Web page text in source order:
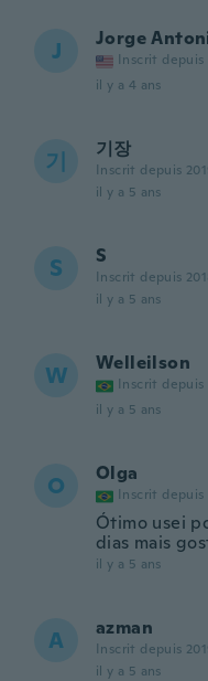
J Jorge
Inscrit depuis
il y a 4 ans
기 기장
Inscrit depuis
il y a 5 ans
S S
Inscrit depuis
il y a 5 ans
W Welleilson
Inscrit depuis
il y a 5 ans
O Olga
Inscrit depuis
Ótimo usei
dias mais
il y a 5 ans
A azman
Inscrit depuis
il y a 5 ans